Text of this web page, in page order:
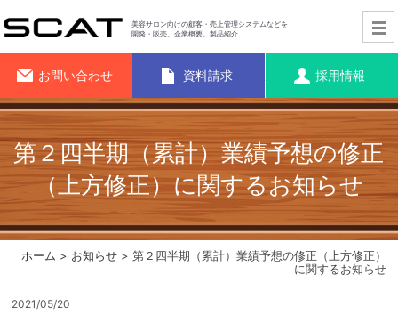
美容サロン向けの顧客・売上管理システムなどを
開発・販売。企業概要、製品紹介
お問い合わせ 資料請求 採用情報
ホーム > お知らせ> 第２四半期（累計）業績予想の修正（上方修正）
に関するお知らせ
第２四半期（累計）業績予想の修正
（上方修正）に関するお知らせ
2021/05/20